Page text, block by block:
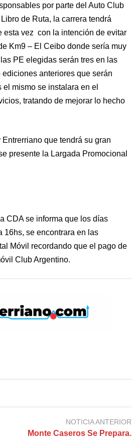
por parte del Auto Club
de Ruta, la carrera tendrá
esta vez con la intención de evitar
Km9 – El Ceibo donde sería muy
PE elegidas serán tres en las
anteriores que serán
mismo se instalara en el
tratando de mejorar lo hecho
que tendrá su gran
presente la Largada Promocional
CDA se informa que los días
16hs, se encontrara en las
Móvil recordando que el pago de
Club Argentino.
NOTICIA ANTERIOR
Monte Caseros Se Prepara.